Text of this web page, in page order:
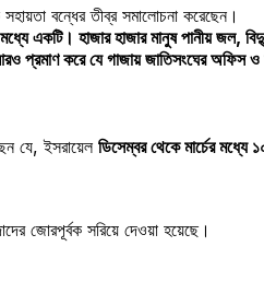
বন্ধের তীব্র সমালোচনা করেছেন।
একটি। হাজার হাজার মানুষ পানীয় জল,
প্রমাণ করে যে গাজায় জাতিসংঘের অফিস
যে, ইসরায়েলডিসেম্বর থেকে মার্চের
জোরপূর্বক সরিয়ে দেওয়া হয়েছে।